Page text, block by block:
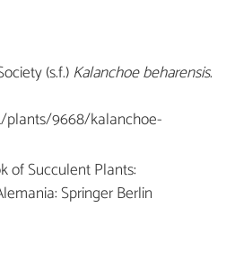
(s.f.)Kalanchoe beharensis.
plants/9668/kalanchoe-
of Succulent Plants:
Springer Berlin